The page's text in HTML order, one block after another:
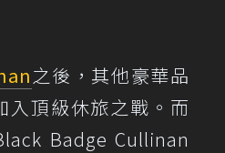
之後，其他豪華品
入頂級休旅之戰。而
Badge Cullinan